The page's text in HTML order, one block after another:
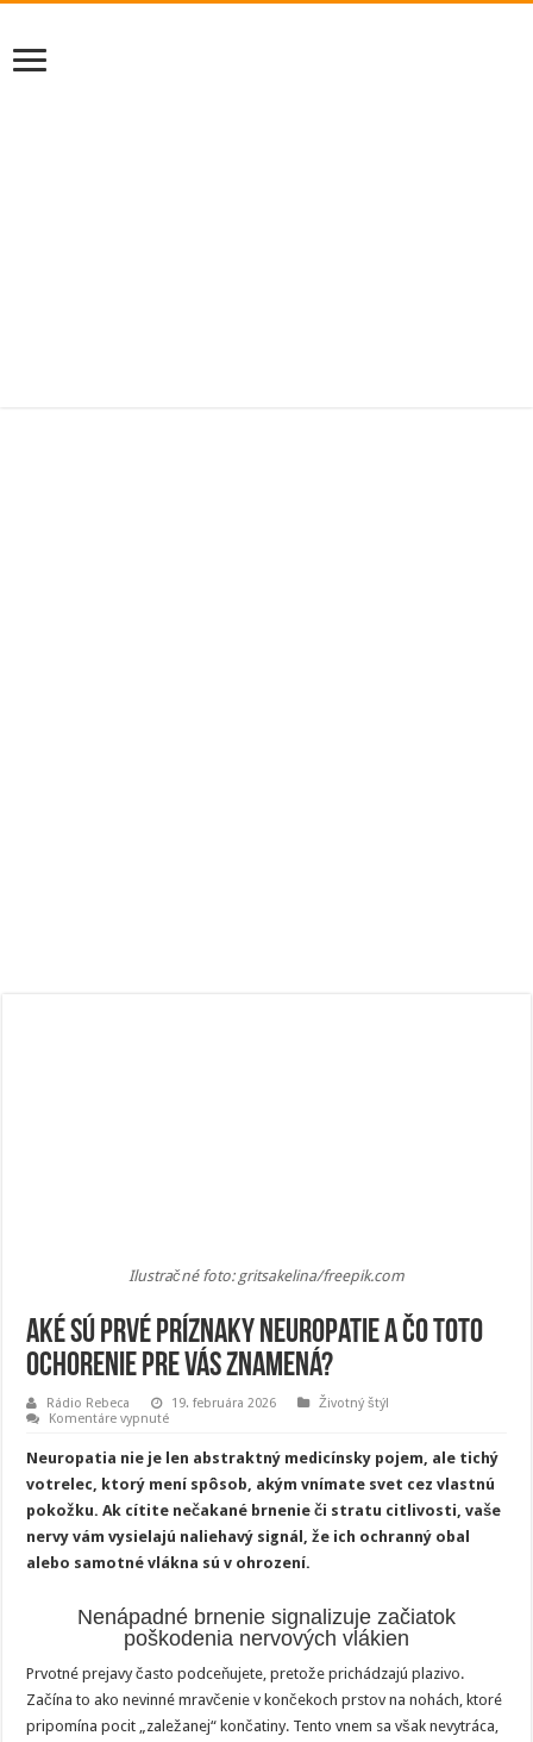
Ilustračné foto: gritsakelina/freepik.com
Aké sú prvé príznaky neuropatie a čo toto
ochorenie pre vás znamená?
Rádio Rebeca 19. februára 2026
Životný štýl
Komentáre vypnuténa
sú
prvé
príznaky
neuropatie
a
toto
ochorenie
pre
Neuropatia nie je len abstraktný medicínsky pojem, ale tichý
votrelec, ktorý mení spôsob, akým vnímate svet cez vlastnú
pokožku. Ak cítite nečakané brnenie či stratu citlivosti, vaše
nervy vám vysielajú naliehavý signál, že ich ochranný obal
alebo samotné vlákna sú v ohrození.
Nenápadné brnenie signalizuje začiatok
poškodenia nervových vlákien
Prvotné prejavy často podceňujete, pretože prichádzajú plazivo.
Začína to ako nevinné mravčenie v končekoch prstov na nohách, ktoré
pripomína pocit „zaležanej“ končatiny. Tento vnem sa však nevytráca,